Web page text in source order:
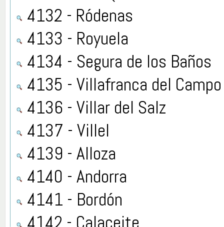
4132 - Ródenas
4133 - Royuela
4134 - Segura de los Baños
4135 - Villafranca del Campo
4136 - Villar del Salz
4137 - Villel
4139 - Alloza
4140 - Andorra
4141 - Bordón
4142 - Calaceite